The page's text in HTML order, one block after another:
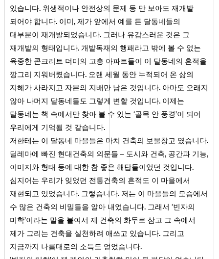
있습니다. 위생적이나 안전상의 문제 등 만 보아도 재개발
되어야 합니다. 이미, 제가 앞에서 예를 든 달동네들의
대부분이 재개발되었습니다. 그러나 유감스러운 것은 그
재개발의 형태입니다. 개발독재의 행패라고 밖에 볼 수 없는
육중한 콘크리트 더미의 고층 아파트들이 이 달동네의 흔적을
깡그리 지워버렸습니다. 오랜 세월 동안 누적되어 온 삶의
지혜가 사라지고 자본의 지배만 남은 것입니다. 아마도 오래지
않아 나머지 달동네들도 그렇게 변할 것입니다. 이제는
달동네는 책 속에서만 찾아 볼 수 있는 ‘골목 안 풍경’이 되어
우리에게 기억될 것 같습니다.
저한테는 이 달동네 마을들은 마치 건축의 보물창고 였습니다.
딜레마에 빠진 현대건축의 의문들 – 도시와 건축, 공간과 기능,
이미지와 형태 등에 대한 참 좋은 해답들이었던 것입니다.
심지어는 우리가 잊었던 전통건축의 흔적도 이 마을에서
재현되고 있었습니다. 그렇습니다. 저는 이 마을들의 모습에서
수 많은 건축의 비밀들을 알아 내었습니다. 그래서 ‘빈자의
미학’이라는 말을 붙여서 제 건축의 화두로 삼고 그 속에서
제가 그리는 건축을 실천하려 애쓰고 있습니다. 그리고
지금까지 나름대로의 소득도 얻었습니다.